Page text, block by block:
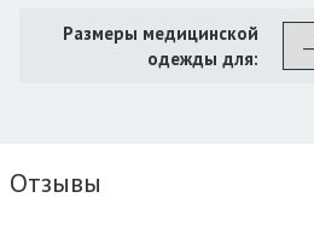
Размеры медицинской
одежды для:
Отзывы